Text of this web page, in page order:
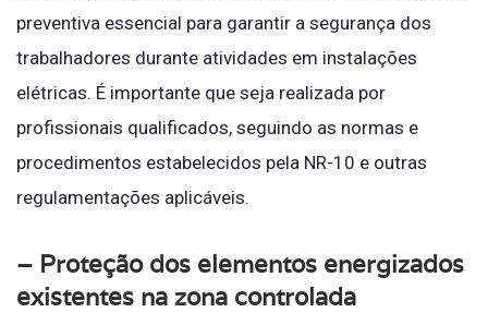
preventiva essencial para garantir a segurança dos
trabalhadores durante atividades em instalações
elétricas. É importante que seja realizada por
profissionais qualificados, seguindo as normas e
procedimentos estabelecidos pela NR-10 e outras
regulamentações aplicáveis.
– Proteção dos elementos energizados
existentes na zona controlada